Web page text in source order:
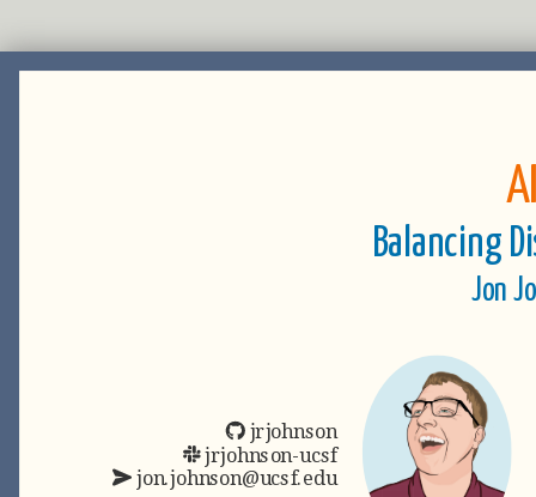
Balancing
Jon
jrjohnson
jrjohnson-ucsf
jon.johnson@ucsf.edu